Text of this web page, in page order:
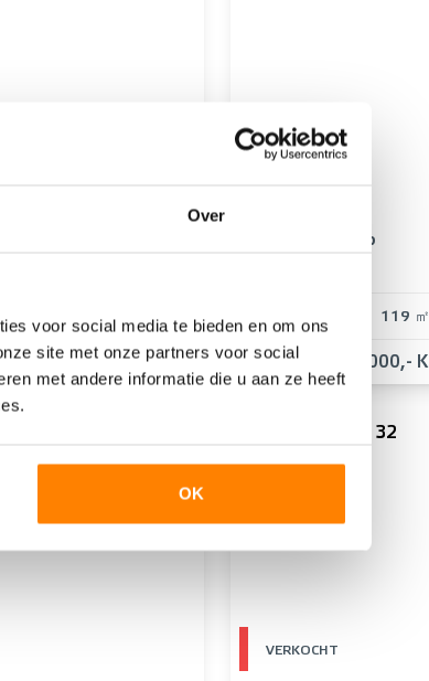
Over
voor social media te bieden en om ons
site met onze partners voor social
met andere informatie die u aan ze heeft
OK
123 ㎡
K.K.
NIEUW-VENNEP
119 ㎡
550.000,-
VERKOCHT